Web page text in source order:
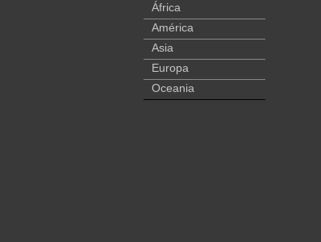
África
América
Asia
Europa
Oceania